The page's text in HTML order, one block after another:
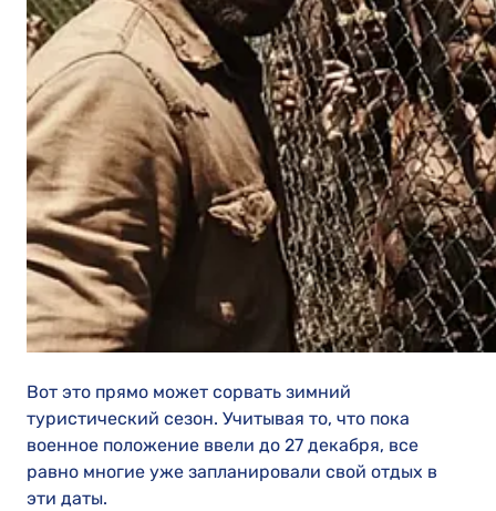
Вот это прямо может сорвать зимний
туристический сезон. Учитывая то, что пока
военное положение ввели до 27 декабря, все
равно многие уже запланировали свой отдых в
эти даты.